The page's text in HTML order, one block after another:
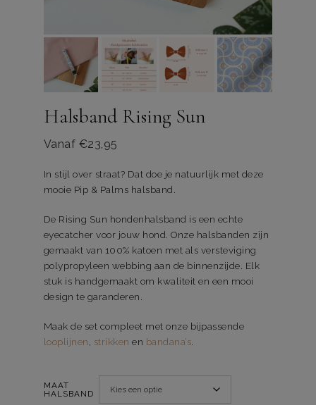
Halsband Rising Sun
Vanaf €23,95
In stijl over straat? Dat doe je natuurlijk met deze
mooie Pip & Palms halsband.
De Rising Sun hondenhalsband is een echte
eyecatcher voor jouw hond. Onze halsbanden zijn
gemaakt van 100% katoen met als versteviging
polypropyleen webbing aan de binnenzijde. Elk
stuk is handgemaakt om kwaliteit en een mooi
design te garanderen.
Maak de set compleet met onze bijpassende
looplijnen, strikken en bandana’s.
MAAT
HALSBAND